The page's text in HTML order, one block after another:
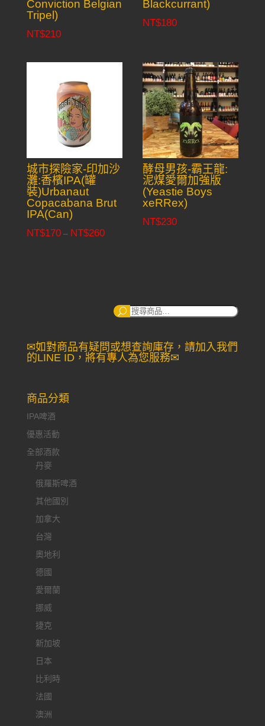
Conviction Belgian
Tripel)
NT$210
Blackcurrant)
NT$180
城市探險家-印加沙
灘:香檳IPA(罐
裝)Urbanaut
Copacabana Brut
IPA(Can)
NT$170 – NT$260Price
酵母男孩-霸王龍:
泥煤愛爾加強版
(Yeastie Boys
xeRRex)
NT$230
搜
✉如對商品有疑問或想查詢庫存，請加入我們
的LINE ID，將有專人為您服務✉
商品分類
IPA啤酒
優惠活動
全部酒款
丹麥
俄羅斯啤酒
其他國別
加拿大
台灣
奧地利
德國
愛爾蘭
挪威
捷克
新加坡
日本
比利時
法國
澳洲